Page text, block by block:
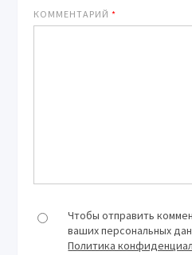
КОММЕНТАРИЙ*
Чтобы отправить
ваших персональных
Политика